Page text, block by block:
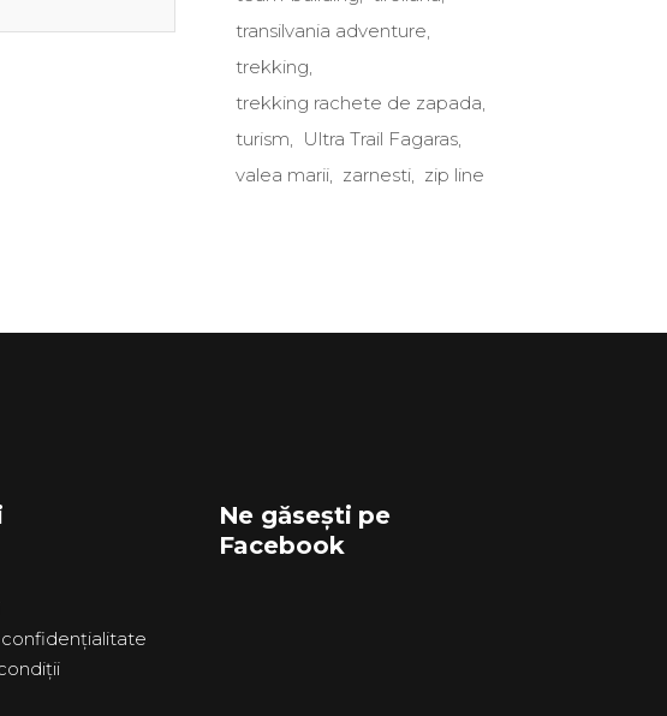
transilvania adventure
trekking
trekking rachete de zapada
turism
Ultra Trail Fagaras
valea marii
zarnesti zip line
Ne găsești pe
Facebook